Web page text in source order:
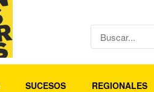
SUCESOS REGIONALES